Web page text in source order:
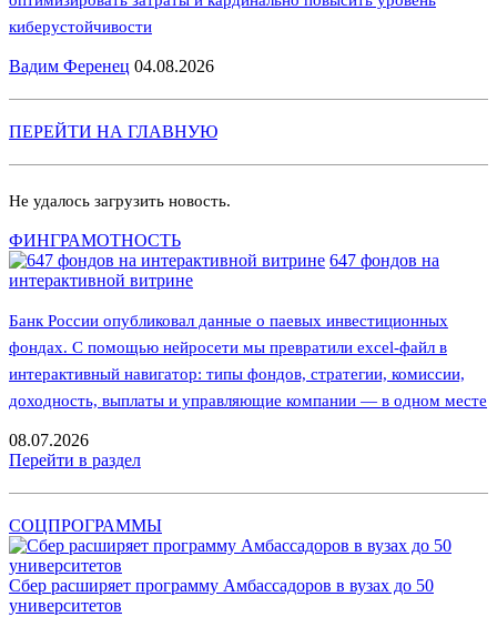
киберустойчивости
Вадим Ференец 04.08.2026
ПЕРЕЙТИ НА ГЛАВНУЮ
Не удалось загрузить новость.
ФИНГРАМОТНОСТЬ
647 фондов на
интерактивной витрине
Банк России опубликовал данные о паевых инвестиционных
фондах. С помощью нейросети мы превратили excel-файл в
интерактивный навигатор: типы фондов, стратегии, комиссии,
доходность, выплаты и управляющие компании — в одном месте
08.07.2026
Перейти в раздел
СОЦПРОГРАММЫ
Сбер расширяет программу Амбассадоров в вузах до 50
университетов